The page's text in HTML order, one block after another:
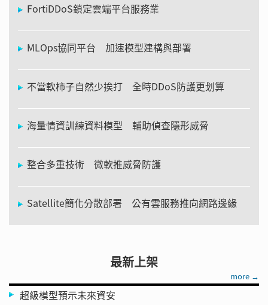
FortiDDoS鎖定雲端平台服務業
MLOps協同平台 加速模型建構與部署
不當軟柿子自然少挨打 全時DDoS防護更划算
海量情資訓練資料模型 輔助偵查隱形威脅
整合多重技術 微軟推威脅防護
Satellite簡化分散部署 公有雲服務推向網路邊緣
最新上架
more →
超級模型預示未來資安